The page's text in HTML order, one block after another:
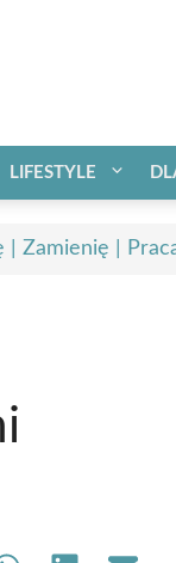
LIFESTYLE
| Zamienię |